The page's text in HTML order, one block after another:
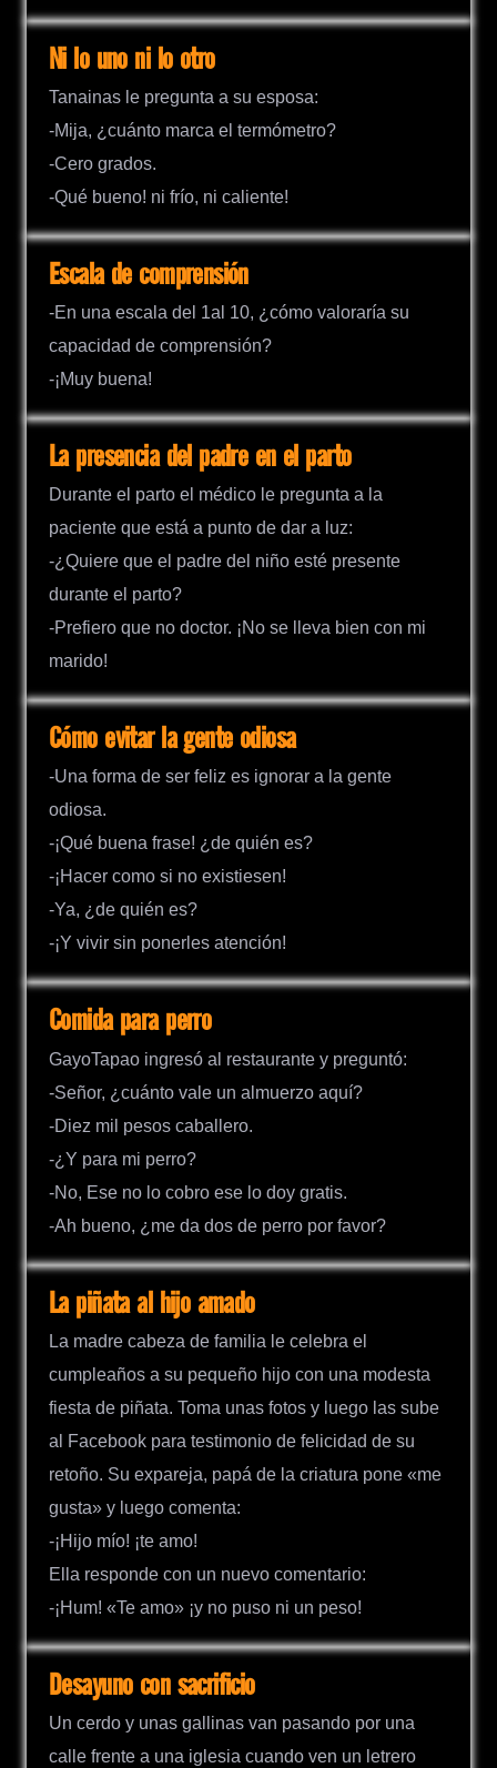
Ni lo uno ni lo otro
Tanainas le pregunta a su esposa:
-Mija, ¿cuánto marca el termómetro?
-Cero grados.
-Qué bueno! ni frío, ni caliente!
Escala de comprensión
-En una escala del 1al 10, ¿cómo valoraría su
capacidad de comprensión?
-¡Muy buena!
La presencia del padre en el parto
Durante el parto el médico le pregunta a la
paciente que está a punto de dar a luz:
-¿Quiere que el padre del niño esté presente
durante el parto?
-Prefiero que no doctor. ¡No se lleva bien con mi
marido!
Cómo evitar la gente odiosa
-Una forma de ser feliz es ignorar a la gente
odiosa.
-¡Qué buena frase! ¿de quién es?
-¡Hacer como si no existiesen!
-Ya, ¿de quién es?
-¡Y vivir sin ponerles atención!
Comida para perro
GayoTapao ingresó al restaurante y preguntó:
-Señor, ¿cuánto vale un almuerzo aquí?
-Diez mil pesos caballero.
-¿Y para mi perro?
-No, Ese no lo cobro ese lo doy gratis.
-Ah bueno, ¿me da dos de perro por favor?
La piñata al hijo amado
La madre cabeza de familia le celebra el
cumpleaños a su pequeño hijo con una modesta
fiesta de piñata. Toma unas fotos y luego las sube
al Facebook para testimonio de felicidad de su
retoño. Su expareja, papá de la criatura pone «me
gusta» y luego comenta:
-¡Hijo mío! ¡te amo!
Ella responde con un nuevo comentario:
-¡Hum! «Te amo» ¡y no puso ni un peso!
Desayuno con sacrificio
Un cerdo y unas gallinas van pasando por una
calle frente a una iglesia cuando ven un letrero